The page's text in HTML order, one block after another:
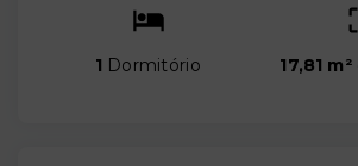
1 Dormitório 17,81 m²